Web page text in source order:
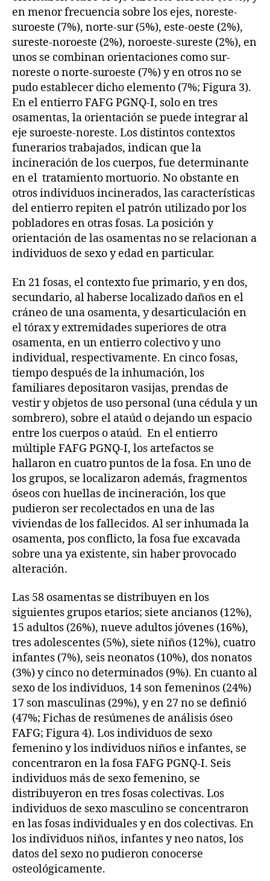
en menor frecuencia sobre los ejes, noreste-
suroeste (7%), norte-sur (5%), este-oeste (2%),
sureste-noroeste (2%), noroeste-sureste (2%), en
unos se combinan orientaciones como sur-
noreste o norte-suroeste (7%) y en otros no se
pudo establecer dicho elemento (7%; Figura 3).
En el entierro FAFG PGNQ-I, solo en tres
osamentas, la orientación se puede integrar al
eje suroeste-noreste. Los distintos contextos
funerarios trabajados, indican que la
incineración de los cuerpos, fue determinante
en el tratamiento mortuorio. No obstante en
otros individuos incinerados, las características
del entierro repiten el patrón utilizado por los
pobladores en otras fosas. La posición y
orientación de las osamentas no se relacionan a
individuos de sexo y edad en particular.
En 21 fosas, el contexto fue primario, y en dos,
secundario, al haberse localizado daños en el
cráneo de una osamenta, y desarticulación en
el tórax y extremidades superiores de otra
osamenta, en un entierro colectivo y uno
individual, respectivamente. En cinco fosas,
tiempo después de la inhumación, los
familiares depositaron vasijas, prendas de
vestir y objetos de uso personal (una cédula y un
sombrero), sobre el ataúd o dejando un espacio
entre los cuerpos o ataúd. En el entierro
múltiple FAFG PGNQ-I, los artefactos se
hallaron en cuatro puntos de la fosa. En uno de
los grupos, se localizaron además, fragmentos
óseos con huellas de incineración, los que
pudieron ser recolectados en una de las
viviendas de los fallecidos. Al ser inhumada la
osamenta, pos conflicto, la fosa fue excavada
sobre una ya existente, sin haber provocado
alteración.
Las 58 osamentas se distribuyen en los
siguientes grupos etarios; siete ancianos (12%),
15 adultos (26%), nueve adultos jóvenes (16%),
tres adolescentes (5%), siete niños (12%), cuatro
infantes (7%), seis neonatos (10%), dos nonatos
(3%) y cinco no determinados (9%). En cuanto al
sexo de los individuos, 14 son femeninos (24%)
17 son masculinas (29%), y en 27 no se definió
(47%; Fichas de resúmenes de análisis óseo
FAFG; Figura 4). Los individuos de sexo
femenino y los individuos niños e infantes, se
concentraron en la fosa FAFG PGNQ-I. Seis
individuos más de sexo femenino, se
distribuyeron en tres fosas colectivas. Los
individuos de sexo masculino se concentraron
en las fosas individuales y en dos colectivas. En
los individuos niños, infantes y neo natos, los
datos del sexo no pudieron conocerse
osteológicamente.